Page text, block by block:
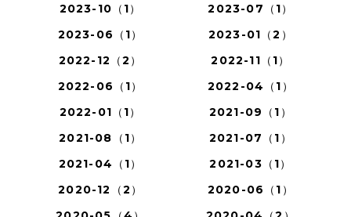
2023-10（1）
2023-07（1）
2023-06（1）
2023-01（2）
2022-12（2）
2022-11（1）
2022-06（1）
2022-04（1）
2022-01（1）
2021-09（1）
2021-08（1）
2021-07（1）
2021-04（1）
2021-03（1）
2020-12（2）
2020-06（1）